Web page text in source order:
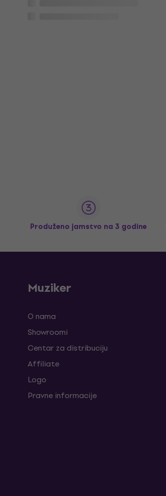
Produženo jamstvo na 3 godine
Muziker
O nama
Showroomi
Centar za distribuciju
Affiliate
Logo
Pravne informacije